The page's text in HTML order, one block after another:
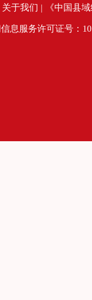
关于我们 | 《中国县
息服务许可证号：